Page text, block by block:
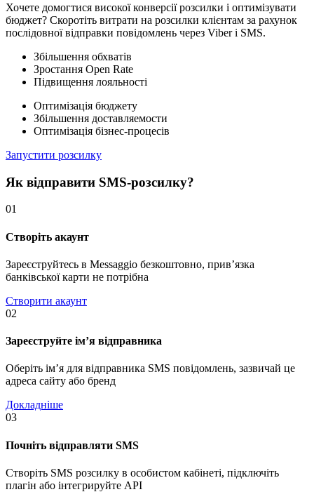
Хочете домогтися високої конверсії розсилки і оптимізувати
бюджет? Скоротіть витрати на розсилки клієнтам за рахунок
послідовної відправки повідомлень через Viber і SMS.
Збільшення обхватів
Зростання Open Rate
Підвищення лояльності
Оптимізація бюджету
Збільшення доставляемости
Оптимізація бізнес-процесів
Запустити розсилку
Як відправити SMS-розсилку?
01
Створіть акаунт
Зареєструйтесь в Messaggio безкоштовно, прив’язка
банківської карти не потрібна
Створити акаунт
02
Зареєструйте ім’я відправника
Оберіть ім’я для відправника SMS повідомлень, зазвичай це
адреса сайту або бренд
Докладніше
03
Почніть відправляти SMS
Створіть SMS розсилку в особистом кабінеті, підключіть
плагін або інтегрируйте API